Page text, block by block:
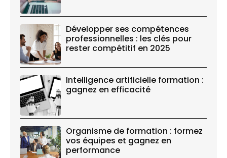
Développer ses compétences
professionnelles : les clés pour
rester compétitif en 2025
Intelligence artificielle formation :
gagnez en efficacité
Organisme de formation : formez
vos équipes et gagnez en
performance